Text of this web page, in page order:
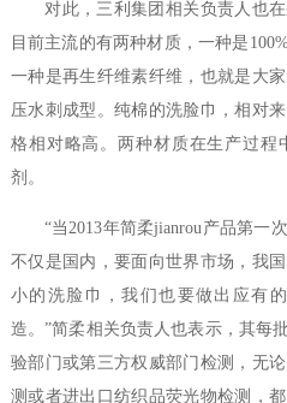
对此，三利集团相关负责人也在
目前主流的有两种材质，一种是
一种是再生纤维素纤维，也就是大
压水刺成型。纯棉的洗脸巾，相对
格相对略高。两种材质在生产过程
剂。
“当2013年简柔jianrou产品第一
不仅是国内，要面向世界市场，我
小的洗脸巾，我们也要做出应有
造。”简柔相关负责人也表示，其每
验部门或第三方权威部门检测，无
测或者进出口纺织品荧光物检测，